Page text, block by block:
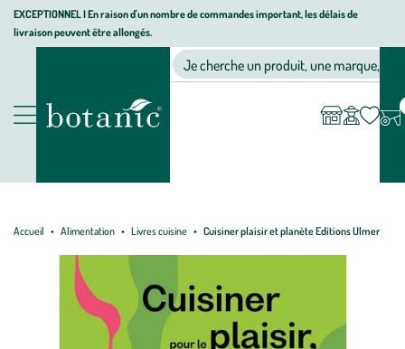
Aller
Aller
au
Aller
au
page
EXCEPTIONNEL I En raison d'un nombre de commandes important, les délais de
livraison peuvent être allongés.
Nos produits
Jardinerie écologique, animalerie, décoration, alimentation bio
Je cherche un produit, une marque, un
compte
Accueil Alimentation Livres cuisine Cuisiner plaisir et planète Editions Ulmer